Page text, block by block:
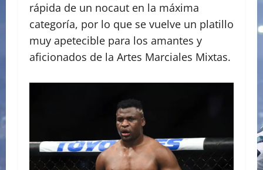
rápida de un nocaut en la máxima
categoría, por lo que se vuelve un platillo
muy apetecible para los amantes y
aficionados de la Artes Marciales Mixtas.